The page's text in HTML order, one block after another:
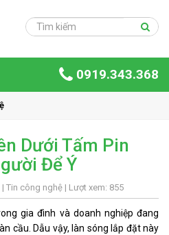
0919.343.368
Dưới Tấm Pin
Để Ý
Tin công nghệ | Lượt xem: 855
gia đình và doanh nghiệp đang
cầu. Dẫu vậy, làn sóng lắp đặt này